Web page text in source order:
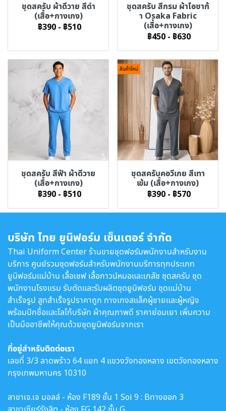
ชุดสครับ ผ้าดีวาย สีดำ
(เสื้อ+กางเกง)
฿390 - ฿510
ชุดสครับ สีกรม ผ้าโอซาก้
า Osaka Fabric
(เสื้อ+กางเกง)
฿450 - ฿630
ชุดสครับ สีฟ้า ผ้าดีวาย
(เสื้อ+กางเกง)
฿390 - ฿510
สินค้าใหม่
ชุดสครับคอวีเกย สีเทา
เข้ม (เสื้อ+กางเกง)
฿390 - ฿570
บริษัท ไทย ยูนิฟอร์ม เซ็นเตอร์ จำกัด
Thai Uniform Center ร้านขายชุดฟอร์มพนักงานสำหรับงาน
บริการ ศูนย์รวมชุดฟอร์มสำหรับพนักงานบริการทุกประเภท
ยูนิฟอร์มแม่บ้าน เสื้อเชฟ เสื้อกาวน์หมอและเภสัช ชุดสครับ ชุด
พนักงานโรงแรม รับตัดและรับผลิตชุดยูนิฟอร์ม ชุดแม่บ้าน
สำเร็จรูป สูทสำเร็จรูปราคาถูก กางเกงสแล็คผู้ชายและผู้หญิง
พร้อมปักชื่อและโลโก้บริษัท ผ้าคุณภาพดี ราคาย่อมเยา เพิ่มความ
เป็นมืออาชีพให้คุณด้วยชุดยูนิฟอร์มจากเรา
ที่อยู่สำหรับติดต่อเรา
เลขที่ 3/3 ลาดพร้าว 64 แยก 4 แขวงวังทองหลาง เขตวังทองหลาง
กรุงเทพมหานคร 10310
สาขาเจ.เจ มอลล์ - ห้อง F189 ชั้น 1 Soi 9 : Bทางออก 3